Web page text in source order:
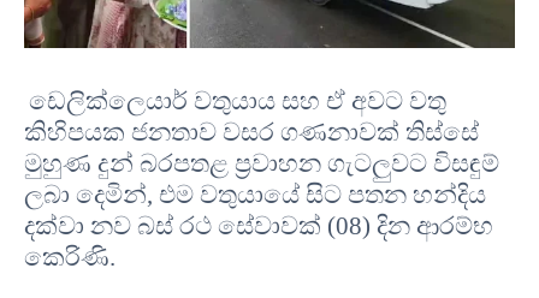
ඩෙලික්ලෙයාර් වතුයාය සහ ඒ අවට වතු
කිහිපයක ජනතාව වසර ගණනාවක් තිස්සේ
මුහුණ දුන් බරපතළ ප්‍රවාහන ගැටලුවට විසඳුම්
ලබා දෙමින්, එම වතුයායේ සිට පතන හන්දිය
දක්වා නව බස් රථ සේවාවක් (08) දින ආරම්භ
කෙරිණි.